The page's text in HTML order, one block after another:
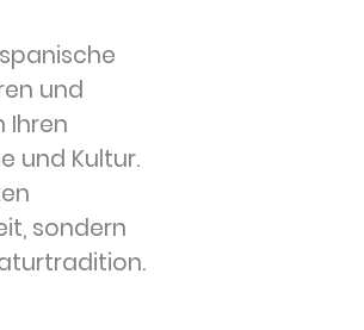
und
Ihren
und Kultur.
sondern